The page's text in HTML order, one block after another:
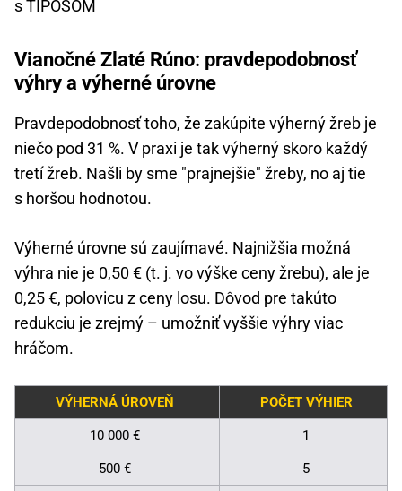
s TIPOSOM
Vianočné Zlaté Rúno: pravdepodobnosť
výhry a výherné úrovne
Pravdepodobnosť toho, že zakúpite výherný žreb je
niečo pod 31 %. V praxi je tak výherný skoro každý
tretí žreb. Našli by sme "prajnejšie" žreby, no aj tie
s horšou hodnotou.
Výherné úrovne sú zaujímavé. Najnižšia možná
výhra nie je 0,50 € (t. j. vo výške ceny žrebu), ale je
0,25 €, polovicu z ceny losu. Dôvod pre takúto
redukciu je zrejmý – umožniť vyššie výhry viac
hráčom.
VÝHERNÁ ÚROVEŇ POČET VÝHIER
10 000 € 1
500 € 5